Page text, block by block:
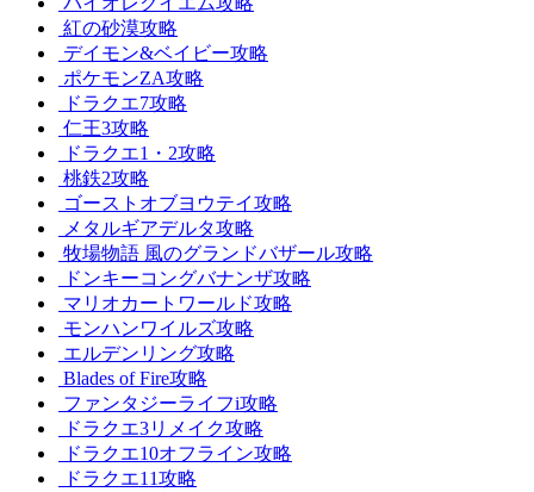
紅の砂漠攻略
デイモン&ベイビー攻略
ポケモンZA攻略
ドラクエ7攻略
仁王3攻略
ドラクエ1・2攻略
桃鉄2攻略
ゴーストオブヨウテイ攻略
メタルギアデルタ攻略
牧場物語 風のグランドバザール攻略
ドンキーコングバナンザ攻略
マリオカートワールド攻略
モンハンワイルズ攻略
エルデンリング攻略
Blades of Fire攻略
ファンタジーライフi攻略
ドラクエ3リメイク攻略
ドラクエ10オフライン攻略
ドラクエ11攻略